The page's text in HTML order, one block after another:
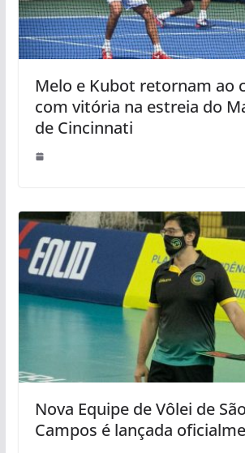
Melo e Kubot retornam ao
com vitória na estreia do
de Cincinnati
Nova Equipe de Vôlei de
Campos é lançada